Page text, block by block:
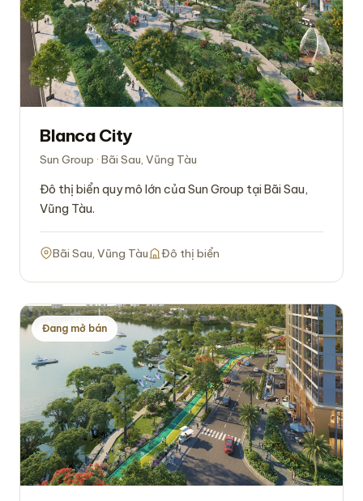
Blanca City
Sun Group · Bãi Sau, Vũng Tàu
Đô thị biển quy mô lớn của Sun Group tại Bãi Sau,
Vũng Tàu.
Bãi Sau, Vũng Tàu Đô thị biển
Đang mở bán